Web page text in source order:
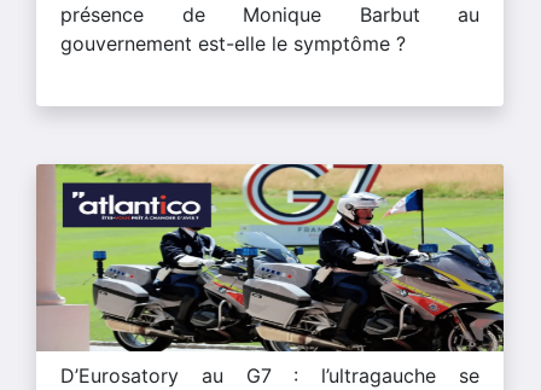
présence de Monique Barbut au
gouvernement est-elle le symptôme ?
D’Eurosatory au G7 : l’ultragauche se